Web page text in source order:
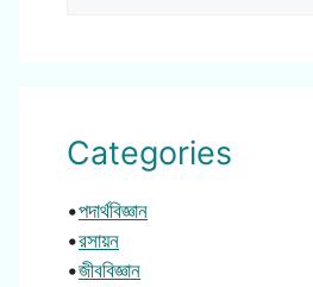
Categories
•পদার্থবিজ্ঞান
•রসায়ন
•জীববিজ্ঞান